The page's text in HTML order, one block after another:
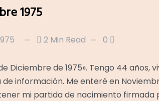
1975
2 Min Read 0
Diciembre de 1975». Tengo 44 años,
información. Me enteré en
mi partida de nacimiento